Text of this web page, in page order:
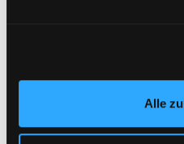
Alle